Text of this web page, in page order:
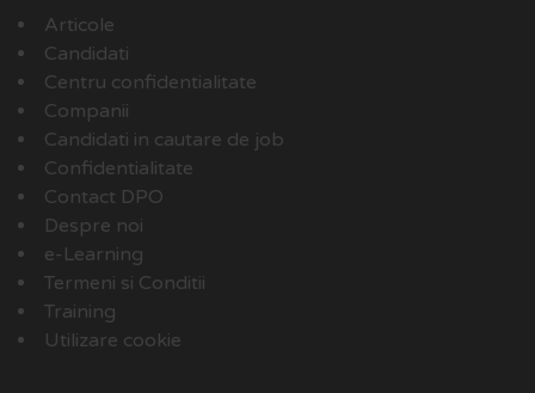
Articole
Candidati
Centru confidentialitate
Companii
Candidati in cautare de job
Confidentialitate
Contact DPO
Despre noi
e-Learning
Termeni si Conditii
Training
Utilizare cookie